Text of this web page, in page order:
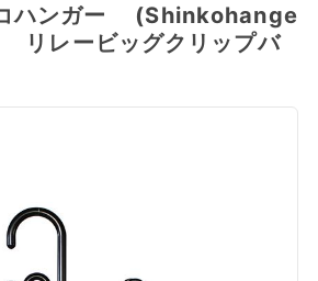
ハンガー (Shinkohange
レービッグクリップバ